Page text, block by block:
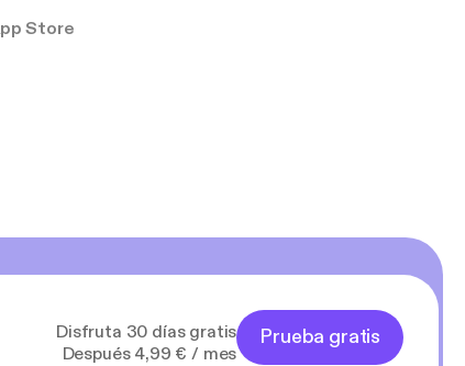
Store
Disfruta 30 días gratis
Después 4,99 € / mes
Prueba gratis